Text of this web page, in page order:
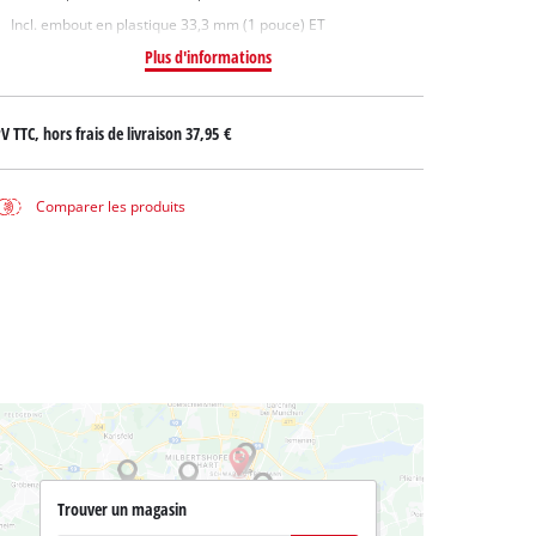
Incl. embout en plastique 33,3 mm (1 pouce) ET
Plus d'informations
TTC, hors frais de livraison37,95 €
Comparer les produits
Trouver un magasin